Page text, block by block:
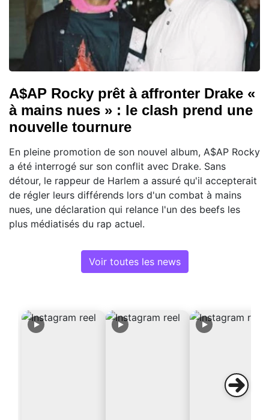
A$AP Rocky prêt à affronter Drake «
à mains nues » : le clash prend une
nouvelle tournure
En pleine promotion de son nouvel album, A$AP Rocky
a été interrogé sur son conflit avec Drake. Sans
détour, le rappeur de Harlem a assuré qu'il accepterait
de régler leurs différends lors d'un combat à mains
nues, une déclaration qui relance l'un des beefs les
plus médiatisés du rap actuel.
Voir toutes les news